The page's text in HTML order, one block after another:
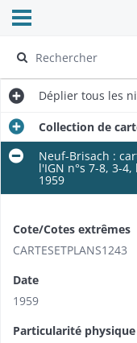
Ouvrir le menu
Déplier tous les
Collection de
Neuf-Brisach :
l'IGN n°s 7-8, 3-
1959​
Cote/Cotes extrêmes
CARTESETPLANS1243
Date
1959
Particularité physique